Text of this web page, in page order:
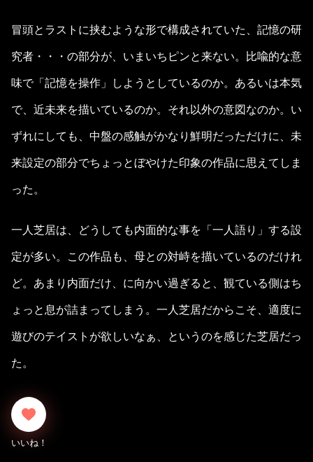
冒頭とラストに挟むような形で構成されていた、記憶の研
究者・・・の部分が、いまいちピンと来ない。比喩的な意
味で「記憶を操作」しようとしているのか。あるいは本気
で、近未来を描いているのか。それ以外の意図なのか。い
ずれにしても、中盤の感触がかなり鮮明だっただけに、未
来設定の部分でちょっとぼやけた印象の作品に思えてしま
った。
一人芝居は、どうしても内面的な事を「一人語り」する設
定が多い。この作品も、母との対峙を描いているのだけれ
ど。あまり内面だけ、に向かい過ぎると、観ている側はち
ょっと息が詰まってしまう。一人芝居だからこそ、適度に
遊びのテイストが欲しいなぁ、というのを感じた芝居だっ
た。